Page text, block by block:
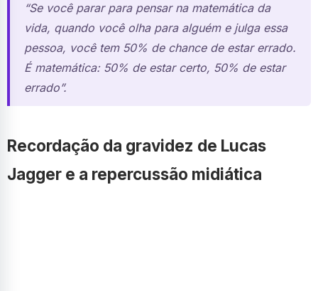
“Se você parar para pensar na matemática da
vida, quando você olha para alguém e julga essa
pessoa, você tem 50% de chance de estar errado.
É matemática: 50% de estar certo, 50% de estar
errado”.
Recordação da gravidez de Lucas
Jagger e a repercussão midiática